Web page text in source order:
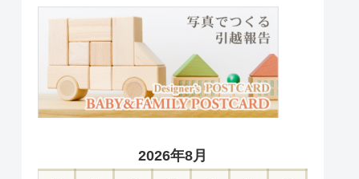
2026年8月